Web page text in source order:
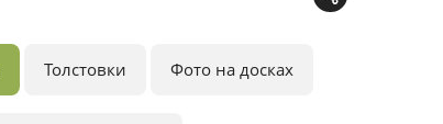
Толстовки Фото на досках